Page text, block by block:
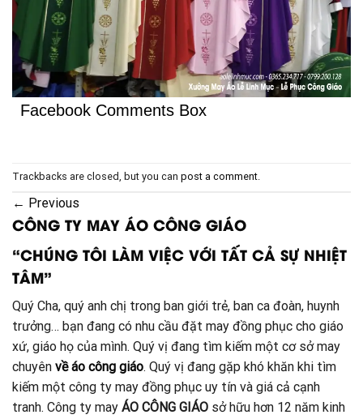
Facebook Comments Box
Trackbacks are closed, but you can post a comment.
← Previous
CÔNG TY MAY ÁO CÔNG GIÁO
“CHÚNG TÔI LÀM VIỆC VỚI TẤT CẢ SỰ NHIỆT
TÂM”
Quý Cha, quý anh chị trong ban giới trẻ, ban ca đoàn, huynh
trưởng… bạn đang có nhu cầu đặt may đồng phục cho giáo
xứ, giáo họ của mình. Quý vị đang tìm kiếm một cơ sở may
chuyên về áo công giáo. Quý vị đang gặp khó khăn khi tìm
kiếm một công ty may đồng phục uy tín và giá cả cạnh
tranh. Công ty may ÁO CÔNG GIÁO sở hữu hơn 12 năm kinh